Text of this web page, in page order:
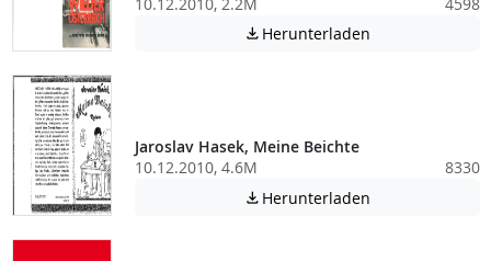
 Herunterladen
Jaroslav Hasek, Meine Beichte
10.12.2010, 4.6M
8330
 Herunterladen